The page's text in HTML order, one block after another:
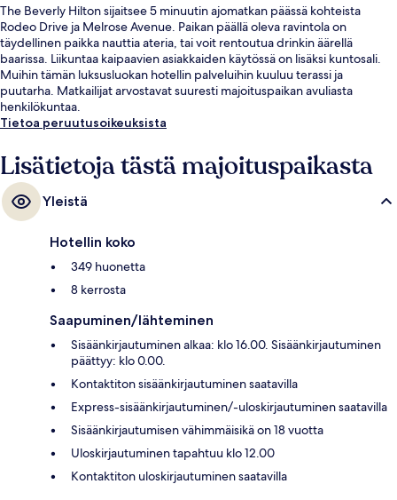
The Beverly Hilton sijaitsee 5 minuutin ajomatkan päässä kohteista
Rodeo Drive ja Melrose Avenue. Paikan päällä oleva ravintola on
täydellinen paikka nauttia ateria, tai voit rentoutua drinkin äärellä
baarissa. Liikuntaa kaipaavien asiakkaiden käytössä on lisäksi kuntosali.
Muihin tämän luksusluokan hotellin palveluihin kuuluu terassi ja
puutarha. Matkailijat arvostavat suuresti majoituspaikan avuliasta
henkilökuntaa.
Tietoa peruutusoikeuksista
Lisätietoja tästä majoituspaikasta
Yleistä
Hotellin koko
349 huonetta
8 kerrosta
Saapuminen/lähteminen
Sisäänkirjautuminen alkaa: klo 16.00. Sisäänkirjautuminen
päättyy: klo 0.00.
Kontaktiton sisäänkirjautuminen saatavilla
Express-sisäänkirjautuminen/-uloskirjautuminen saatavilla
Sisäänkirjautumisen vähimmäisikä on 18 vuotta
Uloskirjautuminen tapahtuu klo 12.00
Kontaktiton uloskirjautuminen saatavilla